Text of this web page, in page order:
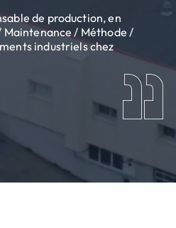
de production, en
/ Méthode /
industriels chez